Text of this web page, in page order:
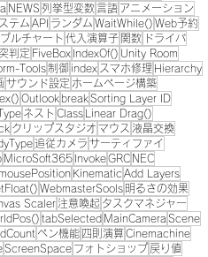
NEWS 列挙型変数言語 アニメーション
テム API ランダム WaitWhile() Web予約
ルチャート 代入演算子 関数 ドライバ
判定 FiveBox IndexOf() Unity Room
Tools制御 index スマホ修理 Hierarchy
サウンド設定 ホームページ構築
Outlook breakSorting Layer ID
ネスト Class Linear Drag()
クリップスタジオ マウス 液晶交換
追従カメラ サーティファイ
MicroSoft365 InvokeGRC NEC
mousePosition Kinematic Add Layers
WebmasterSools 明るさの効果
Scaler 注意喚起 タスクマネジャー
tabSelected MainCamera Scene
ペン機能 四則演算 Cinemachine
ScreenSpace フォトショップ 戻り値